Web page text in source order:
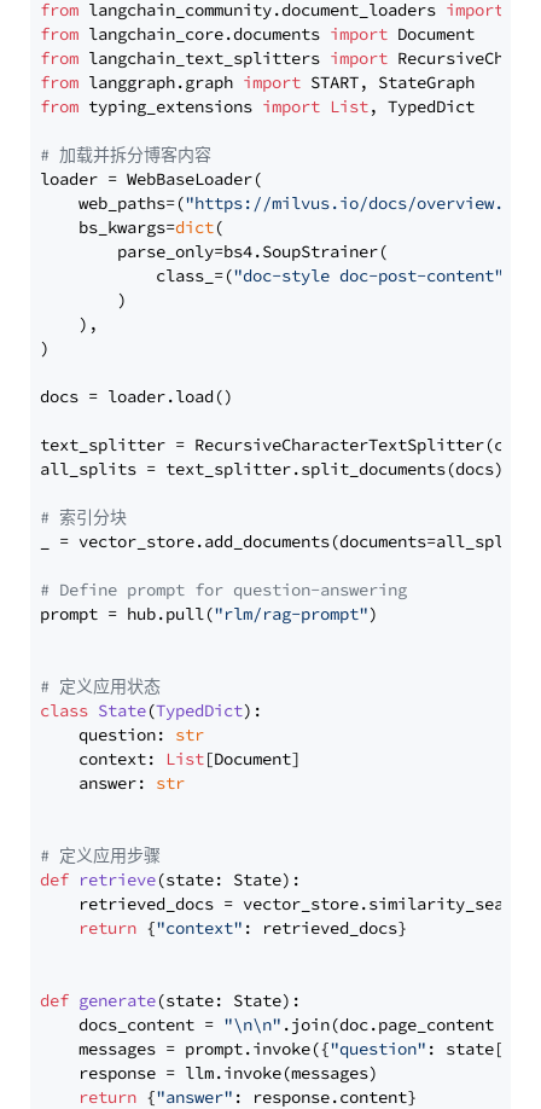
from langchain_community.document_loaders import
from langchain_core.documents import
from langchain_text_splitters import
from langgraph.graph import
from typing_extensions import List, TypedDict
# 加载并拆分博客内容
loader = WebBaseLoader(
    web_paths=(
"https://milvus.io/docs/overview.md"
    bs_kwargs=
dict(
        parse_only=bs4.SoupStrainer(
            class_=(
"doc-style doc-post-content"
        )
    ),
)
docs = loader.load()
text_splitter =
all_splits = text_splitter.split_documents(docs)
# 索引分块
_ = vector_store.add_documents(documents=all_splits)
# Define prompt for question-answering
prompt = hub.pull("rlm/rag-prompt")
# 定义应用状态
class State(TypedDict):
    question:
str
    context:
List[Document]
    answer:
str
# 定义应用步骤
def retrieve(state: State):
retrieved_docs =
return {"context" : retrieved_docs}
def generate(state: State):
    docs_content =
"\n\n" .join(doc.page_content
    messages = prompt.invoke({
"question" : state[
    response = llm.invoke(messages)
return {"answer" : response.content}